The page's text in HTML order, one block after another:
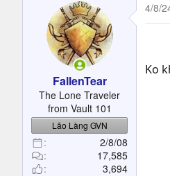
FallenTear
The Lone Traveler
from Vault 101
Lão Làng GVN
2/8/08
17,585
3,694
4/8/
Ko